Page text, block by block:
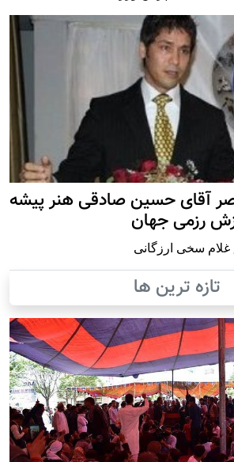
آقای حسین صادقی هنر پیشه
رزمی جهان
غلام سخی ارزگانی
تازه ترین ها